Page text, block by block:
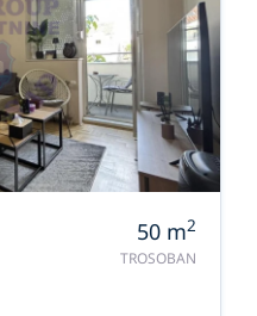
50 m2
TROSOBAN